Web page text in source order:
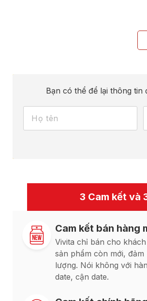
Bạn có thể để lại thông
3 Cam kết và
Cam kết bán hàng
Vivita chỉ bán cho
sản phẩm còn mới, đảm
lượng. Nói không với
date, cận date.